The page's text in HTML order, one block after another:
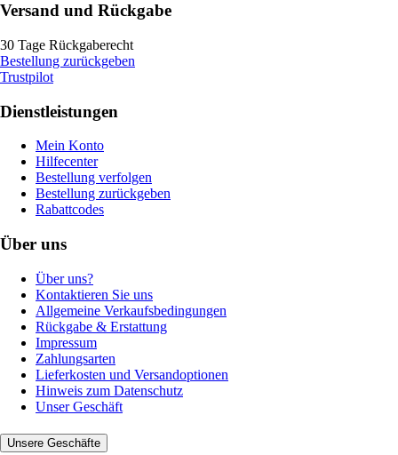
Versand und Rückgabe
30 Tage Rückgaberecht
Bestellung zurückgeben
Trustpilot
Dienstleistungen
Mein Konto
Hilfecenter
Bestellung verfolgen
Bestellung zurückgeben
Rabattcodes
Über uns
Über uns?
Kontaktieren Sie uns
Allgemeine Verkaufsbedingungen
Rückgabe & Erstattung
Impressum
Zahlungsarten
Lieferkosten und Versandoptionen
Hinweis zum Datenschutz
Unser Geschäft
Unsere Geschäfte